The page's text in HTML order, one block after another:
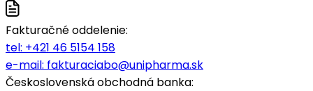
Fakturačné oddelenie:
tel: +421 46 5154 158
e-mail: fakturaciabo@unipharma.sk
Československá obchodná banka: